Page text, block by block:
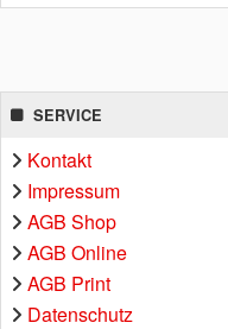
SERVICE
Kontakt
Impressum
AGB Shop
AGB Online
AGB Print
Datenschutz